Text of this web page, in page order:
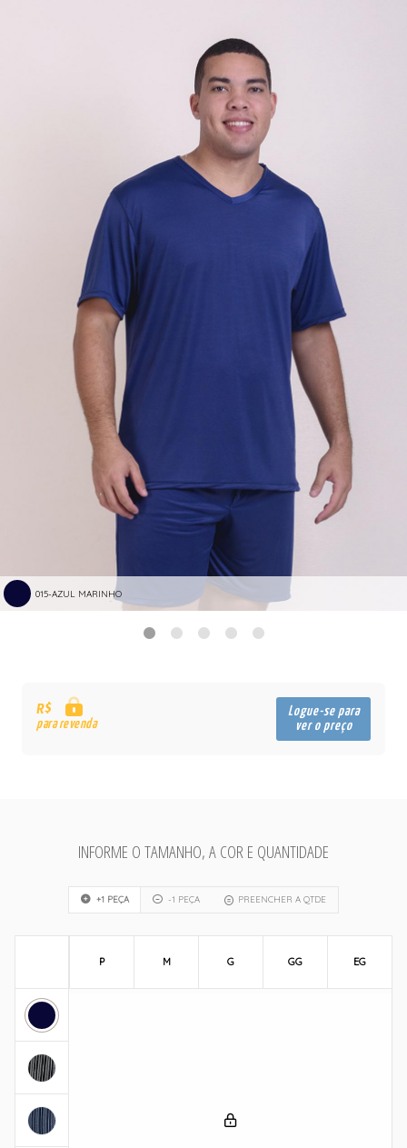
015-AZUL MARINHO
R$
para revenda
Logue-se para
ver o preço
INFORME O TAMANHO, A COR E QUANTIDADE
+1 PEÇA -1 PEÇA PREENCHER A QTDE
P M G GG EG